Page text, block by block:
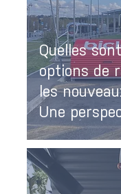
Quelles
options de
les
Une